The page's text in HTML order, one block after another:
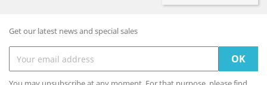
Get our latest news and special sales